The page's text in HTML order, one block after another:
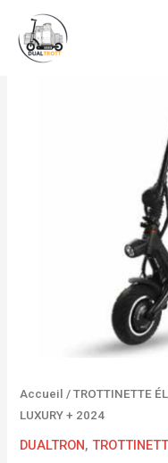
contenu
Accueil /TROTTINETTE
LUXURY + 2024
DUALTRON,
quantité
de
DUALTRON